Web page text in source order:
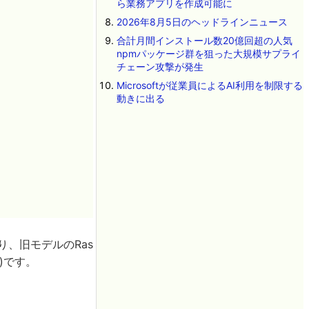
、旧モデルのRas
す。
ら業務アプリを作成可能に
2026年8月5日のヘッドラインニュース
合計月間インストール数20億回超の人気
npmパッケージ群を狙った大規模サプライ
チェーン攻撃が発生
Microsoftが従業員によるAI利用を制限する
動きに出る